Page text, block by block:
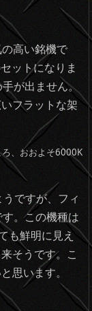
高い銘機で
ットになりま
が出ません。
フラットな架
、おおよそ6000K
ですが、フィ
。この機種は
も鮮明に見え
そうです。こ
思います。